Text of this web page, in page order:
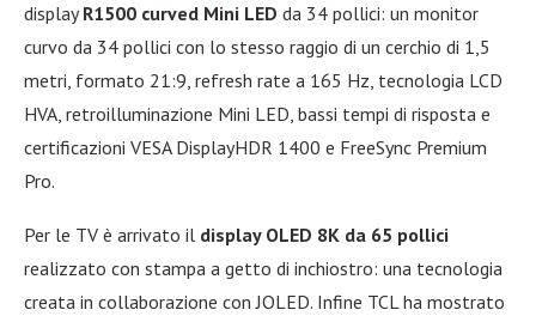
displayR1500 curved Mini LED da 34 pollici: un monitor
curvo da 34 pollici con lo stesso raggio di un cerchio di 1,5
metri, formato 21:9, refresh rate a 165 Hz, tecnologia LCD
HVA, retroilluminazione Mini LED, bassi tempi di risposta e
certificazioni VESA DisplayHDR 1400 e FreeSync Premium
Pro.
Per le TV è arrivato il display OLED 8K da 65 pollici
realizzato con stampa a getto di inchiostro: una tecnologia
creata in collaborazione con JOLED. Infine TCL ha mostrato